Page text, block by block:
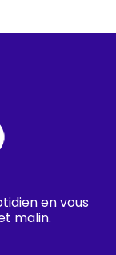
en vous
malin.